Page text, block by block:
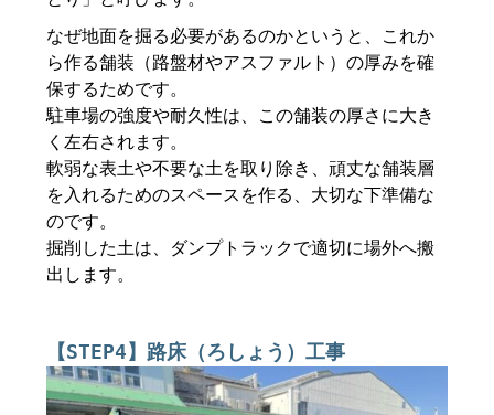
なぜ地面を掘る必要があるのかというと、これか
ら作る舗装（路盤材やアスファルト）の厚みを確
保するためです。
駐車場の強度や耐久性は、この舗装の厚さに大き
く左右されます。
軟弱な表土や不要な土を取り除き、頑丈な舗装層
を入れるためのスペースを作る、大切な下準備な
のです。
掘削した土は、ダンプトラックで適切に場外へ搬
出します。
【STEP4】路床（ろしょう）工事